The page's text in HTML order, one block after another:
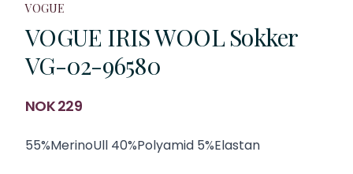
VOGUE
VOGUE IRIS WOOL Sokker
VG-02-96580
Produktdetaljer
NOK 229
Description
55%MerinoUll 40%Polyamid 5%Elastan